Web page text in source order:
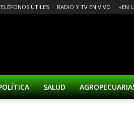
ÚTILES RADIO Y TV EN VIVO «EN
SALUD